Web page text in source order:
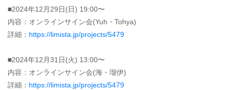
■2024年12月29日(日) 19:00〜
内容：オンラインサイン会(Yuh・Tohya)
詳細： https://limista.jp/projects/5479
■2024年12月31日(火) 13:00〜
内容：オンラインサイン会(海・瑠伊)
詳細： https://limista.jp/projects/5479